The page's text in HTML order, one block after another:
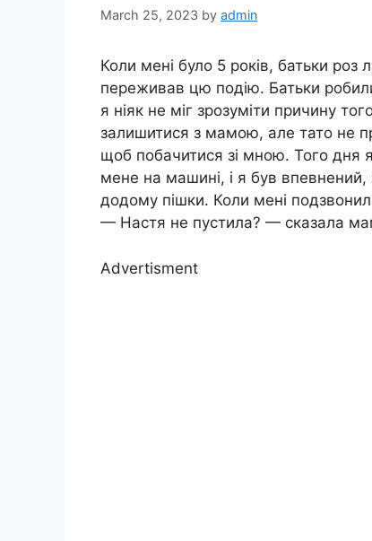
March 25, 2023 by admin
Коли мені було 5 років, батьки
переживав цю подію. Батьки
я ніяк не міг зрозуміти причину
залишитися з мамою, але тато не
щоб побачитися зі мною. Того дня
мене на машині, і я був
додому пішки. Коли мені
— Настя не пустила? — сказала
Advertisment